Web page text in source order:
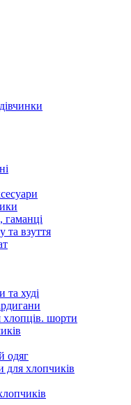
та взуття
та худі
шорти
одяг
для хлопчиків